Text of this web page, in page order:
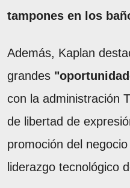
tampones en los
Además, Kaplan
grandes
con la administración
de libertad de
promoción del
liderazgo tecnológico